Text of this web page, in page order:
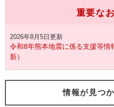
重要な
2026年8月5日更新
令和8年熊本地震に係る支援等情
新）
情報が見つ